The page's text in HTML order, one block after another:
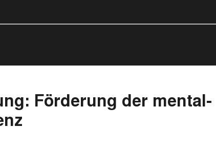
Förderung der mental-